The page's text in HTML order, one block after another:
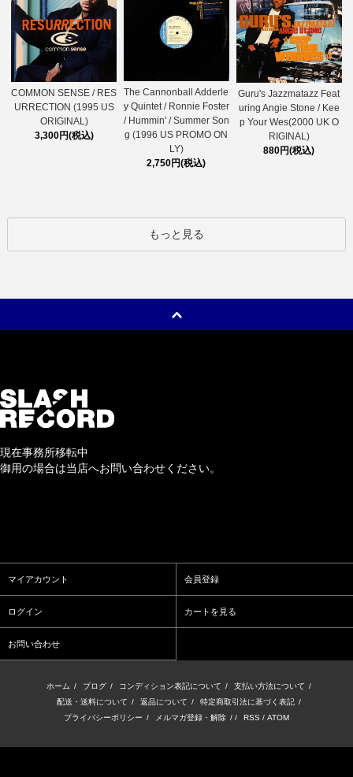
COMMON SENSE / RES
URRECTION (1995 US
ORIGINAL)
3,300円(税込)
The Cannonball Adderle
y Quintet / Ronnie Foster
/ Hummin' / Summer Son
g (1996 US PROMO ON
LY)
2,750円(税込)
Guru's Jazzmatazz Feat
uring Angie Stone / Kee
p Your Wes(2000 UK O
RIGINAL)
880円(税込)
もっと見る
現在事務所移転中
御用の場合は当店へお問い合わせください。
マイアカウント 会員登録
ログイン カートを見る
お問い合わせ
ホーム / ブログ / コンディション表記について / 支払い方法について /
配送・送料について / 返品について / 特定商取引法に基づく表記 /
プライバシーポリシー / メルマガ登録・解除 / / RSS / ATOM